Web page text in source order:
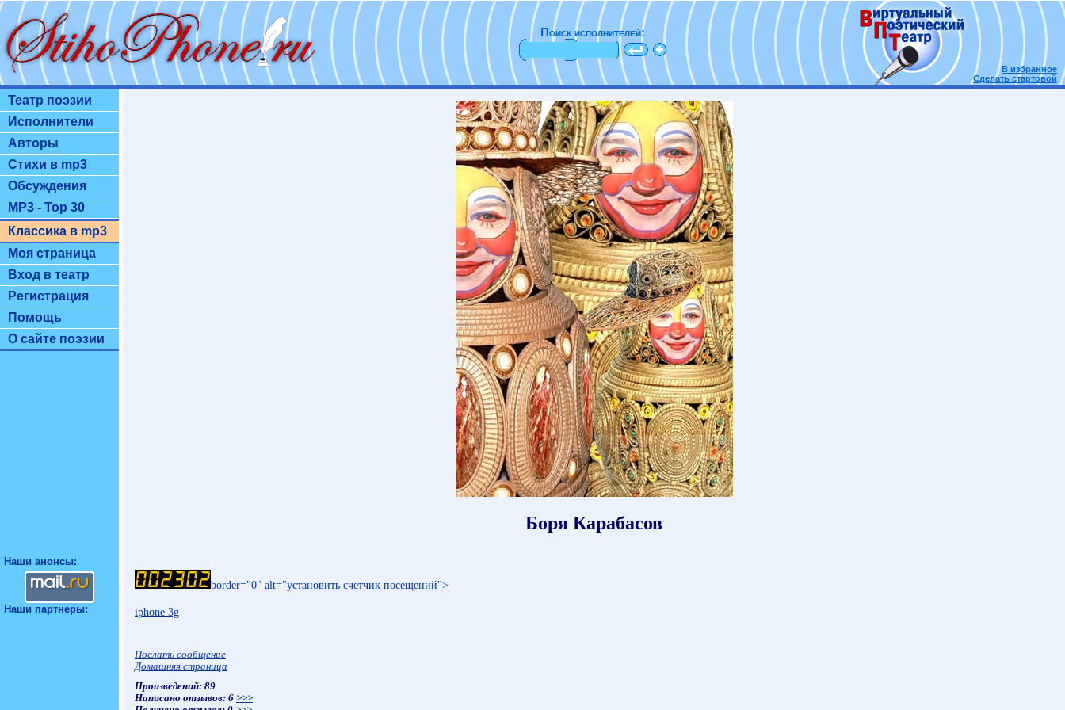
Поиск исполнителей:
В избранное
Сделать стартовой
Театр поэзии
Исполнители
Авторы
Стихи в mp3
Обсуждения
MP3 - Top 30
Классика в mp3
Моя страница
Вход в театр
Регистрация
Помощь
О сайте поэзии
Наши анонсы:
Наши партнеры:
Боря Карабасов
border="0" alt="установить счетчик посещений">
iphone 3g
Послать сообщение
Домашняя страница
Произведений: 89
Написано отзывов: 6 >>>